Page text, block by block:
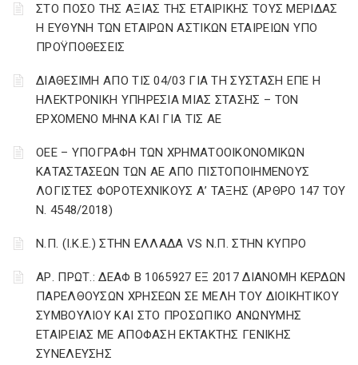
ΣΤΟ ΠΟΣΟ ΤΗΣ ΑΞΙΑΣ ΤΗΣ ΕΤΑΙΡΙΚΗΣ ΤΟΥΣ ΜΕΡΙΔΑΣ
Η ΕΥΘΥΝΗ ΤΩΝ ΕΤΑΙΡΩΝ ΑΣΤΙΚΩΝ ΕΤΑΙΡΕΙΩΝ ΥΠΟ
ΠΡΟΫΠΟΘΕΣΕΙΣ
ΔΙΑΘΕΣΙΜΗ ΑΠΟ ΤΙΣ 04/03 ΓΙΑ ΤΗ ΣΥΣΤΑΣΗ ΕΠΕ Η
ΗΛΕΚΤΡΟΝΙΚΗ ΥΠΗΡΕΣΙΑ ΜΙΑΣ ΣΤΑΣΗΣ – ΤΟΝ
ΕΡΧΟΜΕΝΟ ΜΗΝΑ ΚΑΙ ΓΙΑ ΤΙΣ ΑΕ
ΟΕΕ – ΥΠΟΓΡΑΦΗ ΤΩΝ ΧΡΗΜΑΤΟΟΙΚΟΝΟΜΙΚΩΝ
ΚΑΤΑΣΤΑΣΕΩΝ ΤΩΝ ΑΕ ΑΠΟ ΠΙΣΤΟΠΟΙΗΜΕΝΟΥΣ
ΛΟΓΙΣΤΕΣ ΦΟΡΟΤΕΧΝΙΚΟΥΣ Α’ ΤΑΞΗΣ (ΑΡΘΡΟ 147 ΤΟΥ
Ν. 4548/2018)
Ν.Π. (Ι.Κ.Ε.) ΣΤΗΝ ΕΛΛΑΔΑ VS Ν.Π. ΣΤΗΝ ΚΥΠΡΟ
ΑΡ. ΠΡΩΤ.: ΔΕΑΦ Β 1065927 ΕΞ 2017 ΔΙΑΝΟΜΗ ΚΕΡΔΩΝ
ΠΑΡΕΛΘΟΥΣΩΝ ΧΡΗΣΕΩΝ ΣΕ ΜΕΛΗ ΤΟΥ ΔΙΟΙΚΗΤΙΚΟΥ
ΣΥΜΒΟΥΛΙΟΥ ΚΑΙ ΣΤΟ ΠΡΟΣΩΠΙΚΟ ΑΝΩΝΥΜΗΣ
ΕΤΑΙΡΕΙΑΣ ΜΕ ΑΠΟΦΑΣΗ ΕΚΤΑΚΤΗΣ ΓΕΝΙΚΗΣ
ΣΥΝΕΛΕΥΣΗΣ